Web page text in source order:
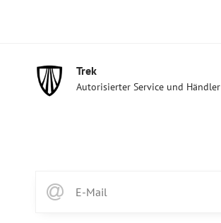
Trek
Autorisierter Service und Händler